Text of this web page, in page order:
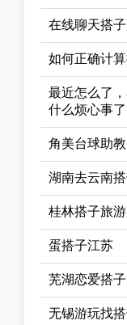
在线聊天搭
如何正确计
最近怎么了
什么烦心事了
角美台球助教
湖南去云南
桂林搭子旅游
蛋搭子江苏
芜湖恋爱搭子
无锡游玩找